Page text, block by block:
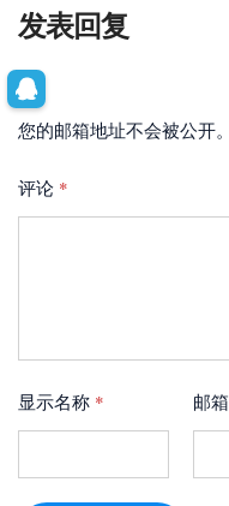
发表回复
您的邮箱地址不会被公开。
评论 *
显示名称 * 邮箱